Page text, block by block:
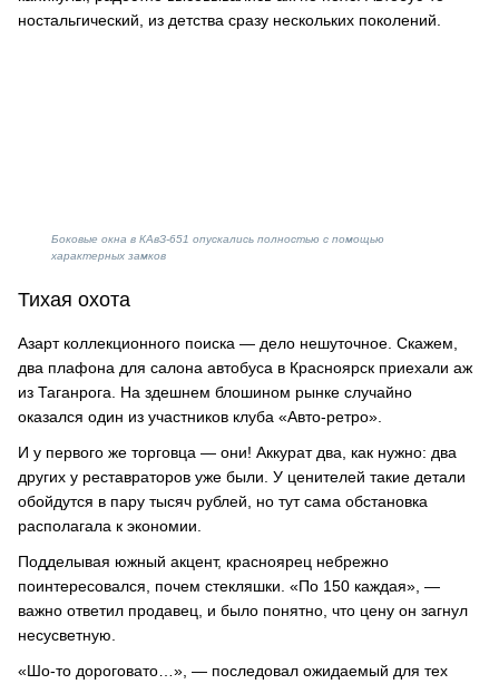
ностальгический, из детства сразу нескольких поколений.
Боковые окна в КАвЗ-651 опускались полностью с помощью
характерных замков
Тихая охота
Азарт коллекционного поиска — дело нешуточное. Скажем,
два плафона для салона автобуса в Красноярск приехали аж
из Таганрога. На здешнем блошином рынке случайно
оказался один из участников клуба «Авто-ретро».
И у первого же торговца — они! Аккурат два, как нужно: два
других у реставраторов уже были. У ценителей такие детали
обойдутся в пару тысяч рублей, но тут сама обстановка
располагала к экономии.
Подделывая южный акцент, красноярец небрежно
поинтересовался, почем стекляшки. «По 150 каждая», —
важно ответил продавец, и было понятно, что цену он загнул
несусветную.
«Шо-то дороговато…», — последовал ожидаемый для тех